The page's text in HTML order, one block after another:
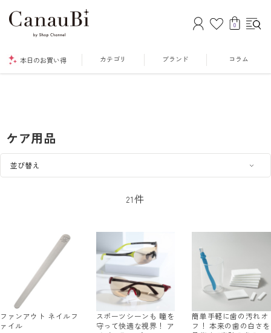
0
本日のお買い得 カテゴリ ブランド コラム
ケア用品
21件
ファンアウト ネイルフ
ァイル
スポーツシーンも 瞳を
守って快適な視界！ ア
簡単手軽に歯の汚れオ
フ！ 本来の歯の白さを